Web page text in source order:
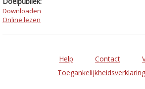
Downloaden
Online lezen
Help Contact
Toegankelijkheidsverklaring